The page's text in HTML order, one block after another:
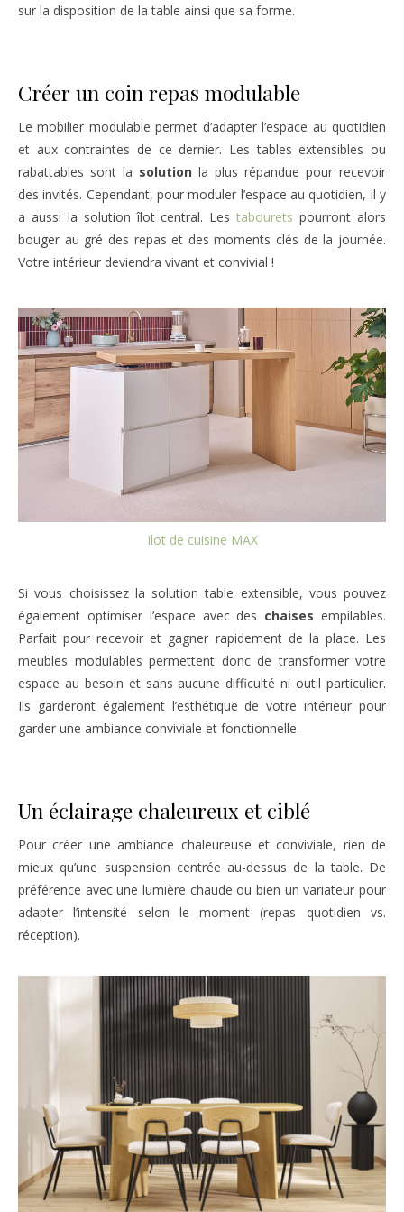
sur la disposition de la table ainsi que sa forme.
Créer un coin repas modulable
Le mobilier modulable permet d’adapter l’espace au quotidien
et aux contraintes de ce dernier. Les tables extensibles ou
rabattables sont la solution la plus répandue pour recevoir
des invités. Cependant, pour moduler l’espace au quotidien, il y
a aussi la solution îlot central. Lestabourets pourront alors
bouger au gré des repas et des moments clés de la journée.
Votre intérieur deviendra vivant et convivial !
Ilot de cuisine MAX
Si vous choisissez la solution table extensible, vous pouvez
également optimiser l’espace avec des chaisesempilables.
Parfait pour recevoir et gagner rapidement de la place. Les
meubles modulables permettent donc de transformer votre
espace au besoin et sans aucune difficulté ni outil particulier.
Ils garderont également l’esthétique de votre intérieur pour
garder une ambiance conviviale et fonctionnelle.
Un éclairage chaleureux et ciblé
Pour créer une ambiance chaleureuse et conviviale, rien de
mieux qu’une suspension centrée au-dessus de la table. De
préférence avec une lumière chaude ou bien un variateur pour
adapter l’intensité selon le moment (repas quotidien vs.
réception).